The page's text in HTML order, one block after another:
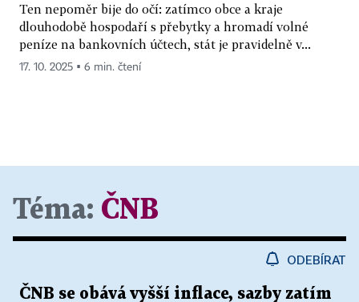
Ten nepoměr bije do očí: zatímco obce a kraje
dlouhodobě hospodaří s přebytky a hromadí volné
peníze na bankovních účtech, stát je pravidelně v...
17. 10. 2025 ▪ 6 min. čtení
Téma: ČNB
ODEBÍRAT
ČNB se obává vyšší inflace, sazby zatím